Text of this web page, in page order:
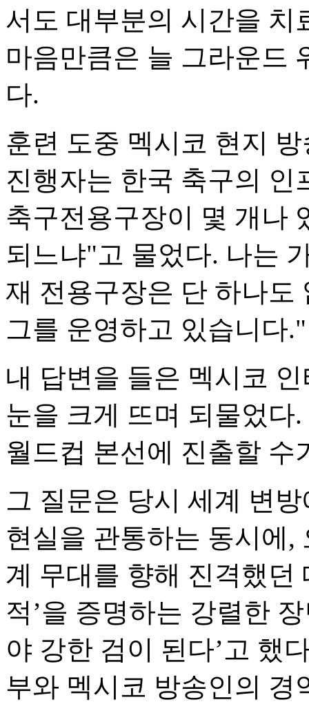
서도 대부분의 시간을 치
마음만큼은 늘 그라운드
다.
훈련 도중 멕시코 현지
진행자는 한국 축구의
축구전용구장이 몇 개나
되느냐"고 물었다. 나는
재 전용구장은 단 하나도
그를 운영하고 있습니다."
내 답변을 들은 멕시코
눈을 크게 뜨며 되물었다
월드컵 본선에 진출할 수
그 질문은 당시 세계 변
현실을 관통하는 동시에,
계 무대를 향해 진격했던
적’을 증명하는 강렬한
야 강한 검이 된다’고 했
부와 멕시코 방송인의 경